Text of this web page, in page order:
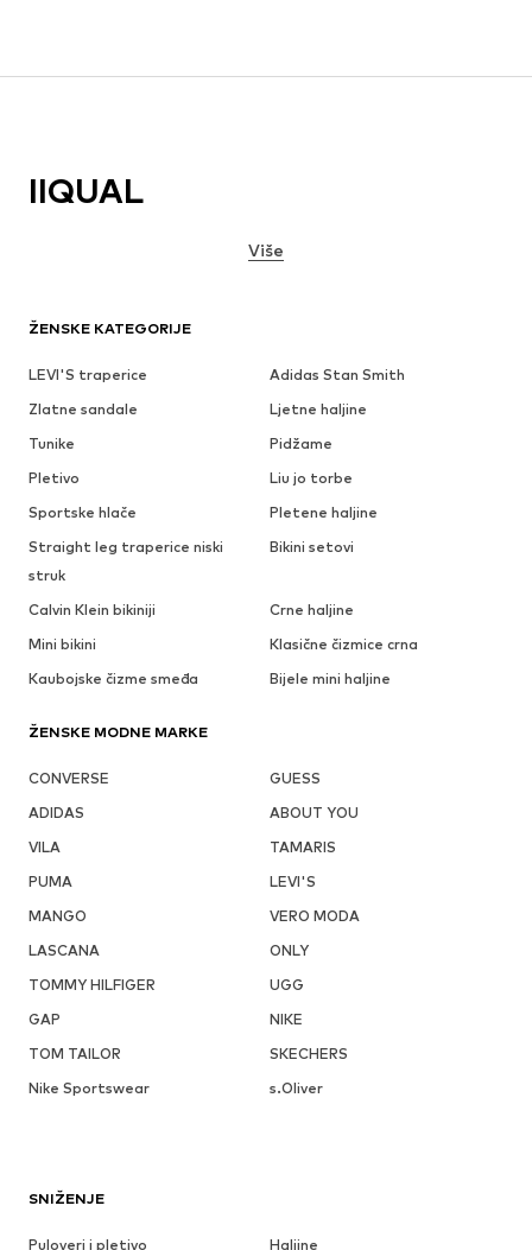
ŽENSKE KATEGORIJE
LEVI'S traperice
Adidas Stan Smith
Zlatne sandale
Ljetne haljine
Tunike
Pidžame
Pletivo
Liu jo torbe
Sportske hlače
Pletene haljine
Straight leg traperice niski
struk
Bikini setovi
Calvin Klein bikiniji
Crne haljine
Mini bikini
Klasične čizmice crna
Kaubojske čizme smeđa
Bijele mini haljine
ŽENSKE MODNE MARKE
CONVERSE
GUESS
ADIDAS
ABOUT YOU
VILA
TAMARIS
PUMA
LEVI'S
MANGO
VERO MODA
LASCANA
ONLY
TOMMY HILFIGER
UGG
GAP
NIKE
TOM TAILOR
SKECHERS
Nike Sportswear
s.Oliver
SNIŽENJE
Puloveri i pletivo
Haljine
IIQUAL
Više